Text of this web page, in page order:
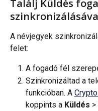
Találj Küldés
A névjegyek
felet:
A fogadó fél
Szinkronizáltad a
funkcióban. A
koppints a Küldés >